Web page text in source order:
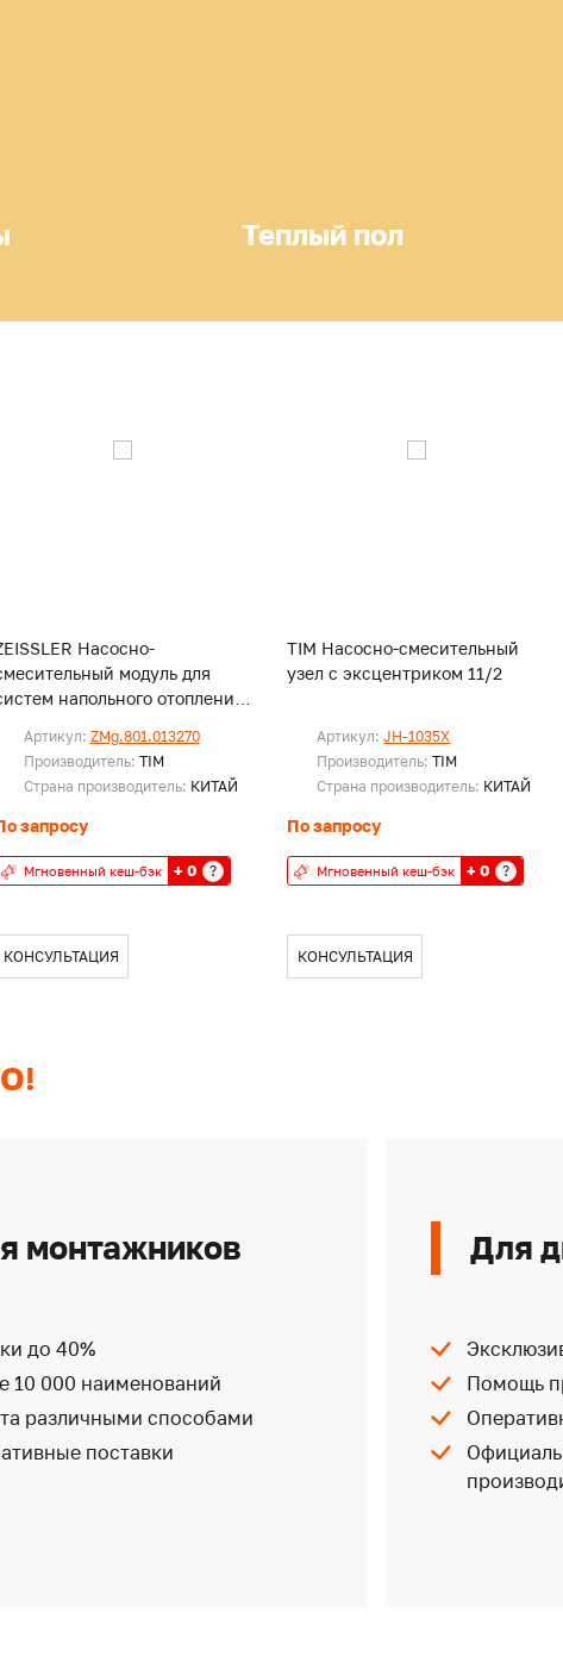
Теплый пол
Насосно-
модуль для
напольного отопления
Артикул: ZMg.801.013270
Производитель: TIM
Страна производитель: КИТАЙ
запросу
Мгновенный кеш-бэк + 0 ?
КОНСУЛЬТАЦИЯ
TIM Насосно-смесительный
узел с эксцентриком 11/2
Артикул:JH-1035X
Производитель:TIM
Страна производитель: КИТАЙ
По запросу
Мгновенный кеш-бэк + 0 ?
КОНСУЛЬТАЦИЯ
монтажников
до 40%
10 000 наименований
различными способами
поставки
Для
Помощь